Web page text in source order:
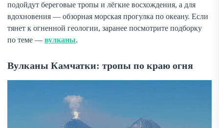
подойдут береговые тропы и лёгкие восхождения, а для
вдохновения — обзорная морская прогулка по океану. Если
тянет к огненной геологии, заранее посмотрите подборку
по теме — вулканы.
Вулканы Камчатки: тропы по краю огня